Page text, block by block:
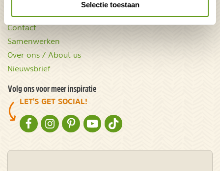
Selectie toestaan
Contact
Samenwerken
Over ons / About us
Nieuwsbrief
Volg ons voor meer inspiratie
LET'S GET SOCIAL!
NATURESCANNER OP FACEBOOK
NATURESCANNER OP INSTAGRAM
NATURESCANNER OP PINTEREST
NATURESCANNER OP YOUTUBE
NATURESCANNER OP TIKTOK